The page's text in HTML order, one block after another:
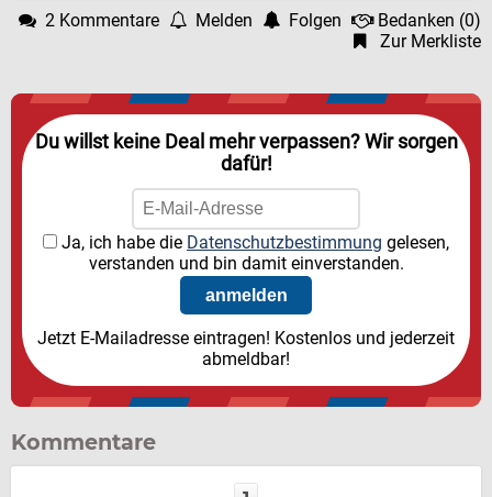
2 Kommentare Melden Folgen Bedanken (0)
Zur Merkliste
Du willst keine Deal mehr verpassen? Wir sorgen
dafür!
Ja, ich habe die Datenschutzbestimmung gelesen,
verstanden und bin damit einverstanden.
Jetzt E-Mailadresse eintragen! Kostenlos und jederzeit
abmeldbar!
Kommentare